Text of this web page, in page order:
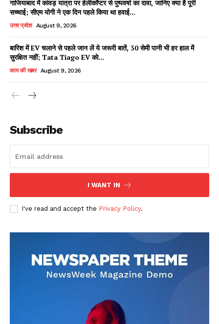
Facebook
X WhatsApp
Share
Read Latest News on AIN
DOWNLOAD NOW
AIN NEWS 1
गाजियाबाद में कांवड़ यात्रा पर हेलीकॉप्टर से पुष्पवर्षा का दावा, जानिए क्या है पूरी
सच्चाई; सीएम योगी ने एक दिन पहले किया था हवाई...
उत्तर प्रदेश August 9, 2026
बारिश में EV चलाने से पहले जान लें ये जरूरी बातें, 30 सेमी पानी भी हर हाल में
सुरक्षित नहीं; Tata Tiago EV को...
काम की खबर August 9, 2026
Subscribe
I WANT IN
I've read and accept the Privacy Policy.